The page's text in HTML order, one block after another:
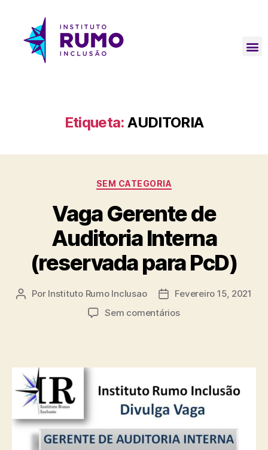
Etiqueta: AUDITORIA
SEM CATEGORIA
Vaga Gerente de
Auditoria Interna
(reservada para PcD)
Por Instituto Rumo Inclusao
Fevereiro 15, 2021
Sem comentários